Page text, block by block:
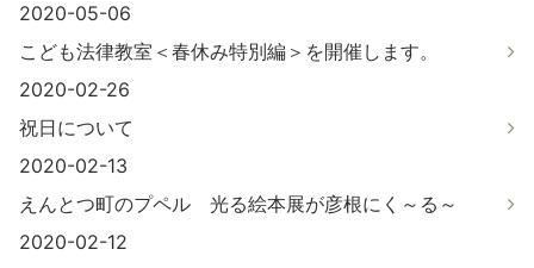
2020-05-06
こども法律教室＜春休み特別編＞を開催します。
2020-02-26
祝日について
2020-02-13
えんとつ町のプペル 光る絵本展が彦根にく～る～
2020-02-12